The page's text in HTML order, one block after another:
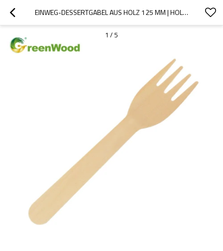
EINWEG-DESSERTGABEL AUS HOLZ 125 MM | HOLZGABELN GROSSHANDEL
1 / 5